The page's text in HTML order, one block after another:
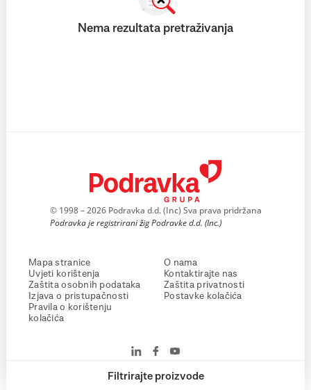
Filtrirajte proizvode
Nema rezultata pretraživanja
© 1998 – 2026 Podravka d.d. (Inc) Sva prava pridržana
Podravka je registrirani žig Podravke d.d. (Inc.)
Mapa stranice
Uvjeti korištenja
Zaštita osobnih podataka
Izjava o pristupačnosti
Pravila o korištenju
kolačića
O nama
Kontaktirajte nas
Zaštita privatnosti
Postavke kolačića